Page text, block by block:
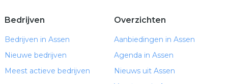
Bedrijven
Bedrijven in Assen
Nieuwe bedrijven
Meest actieve bedrijven
Overzichten
Aanbiedingen in Assen
Agenda in Assen
Nieuws uit Assen